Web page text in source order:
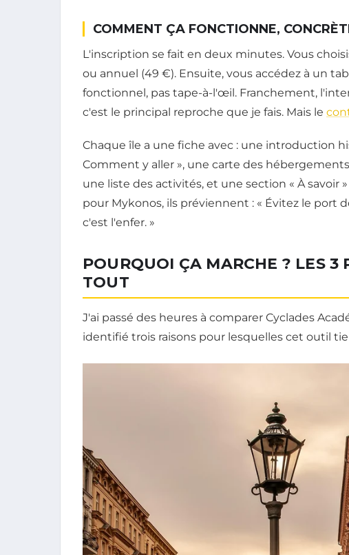
COMMENT ÇA FONCTIONNE,
L'inscription se fait en deux minutes. Vous
ou annuel (49 €). Ensuite, vous accédez à un
fonctionnel, pas tape-à-l'œil. Franchement,
c'est le principal reproche que je fais. Mais le
Chaque île a une fiche avec : une introduction
Comment y aller », une carte des
une liste des activités, et une section « À savoir
pour Mykonos, ils préviennent : « Évitez le port
c'est l'enfer. »
POURQUOI ÇA MARCHE ? LES 3
TOUT
J'ai passé des heures à comparer Cyclades
identifié trois raisons pour lesquelles cet outil